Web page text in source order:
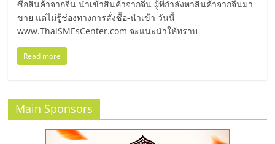
ไชส์,
ที่
แฟ
ซื้อสินค้าจากจีน นำเข้าสินค้าจากจีน ผู้ที่กำลังหาสินค้าจากจีนมา
ขาย แต่ไม่รู้ช่องทางการสั่งซื้อ-นำเข้า วันนี้
www.ThaiSMEsCenter.com จะแนะนำให้ทราบ
Read more
Main Sponsors